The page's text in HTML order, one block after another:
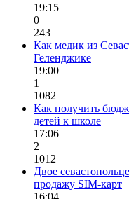
19:15
0
243
Как медик из
Геленджике
19:00
1
1082
Как получить
детей к школе
17:06
2
1012
Двое
продажу SIM-карт
16:04